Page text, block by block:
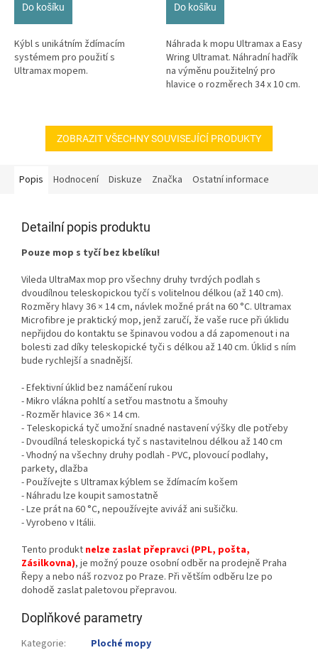
Do košíku
Kýbl s unikátním ždímacím
systémem pro použití s
Ultramax mopem.
Do košíku
Náhrada k mopu Ultramax a Easy
Wring Ultramat. Náhradní hadřík
na výměnu použitelný pro
hlavice o rozměrech 34 x 10 cm.
ZOBRAZIT VŠECHNY SOUVISEJÍCÍ PRODUKTY
Popis Hodnocení Diskuze Značka Ostatní informace
Detailní popis produktu
Pouze mop s tyčí bez kbelíku!
Vileda UltraMax mop pro všechny druhy tvrdých podlah s
dvoudílnou teleskopickou tyčí s volitelnou délkou (až 140 cm).
Rozměry hlavy 36 × 14 cm, návlek možné prát na 60 °C. Ultramax
Microfibre je praktický mop, jenž zaručí, že vaše ruce při úklidu
nepřijdou do kontaktu se špinavou vodou a dá zapomenout i na
bolesti zad díky teleskopické tyči s délkou až 140 cm. Úklid s ním
bude rychlejší a snadnější.
- Efektivní úklid bez namáčení rukou
- Mikro vlákna pohltí a setřou mastnotu a šmouhy
- Rozměr hlavice 36 × 14 cm.
- Teleskopická tyč umožní snadné nastavení výšky dle potřeby
- Dvoudílná teleskopická tyč s nastavitelnou délkou až 140 cm
- Vhodný na všechny druhy podlah - PVC, plovoucí podlahy,
parkety, dlažba
- Používejte s Ultramax kýblem se ždímacím košem
- Náhradu lze koupit samostatně
- Lze prát na 60 °C, nepoužívejte aviváž ani sušičku.
- Vyrobeno v Itálii.
Tento produkt nelze zaslat přepravci (PPL, pošta,
Zásilkovna), je možný pouze osobní odběr na prodejně Praha
Řepy a nebo náš rozvoz po Praze. Při větším odběru lze po
dohodě zaslat paletovou přepravou.
Doplňkové parametry
Kategorie:
Ploché mopy